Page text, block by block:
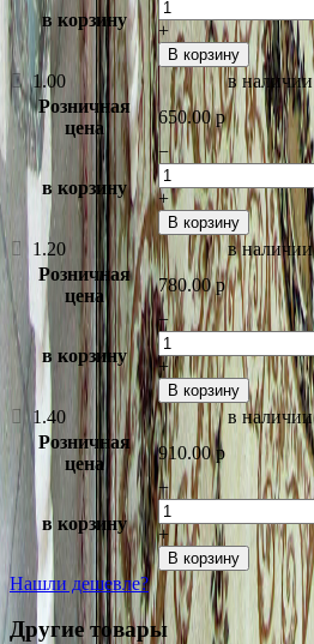
в корзину
+
В корзину
1.00
в наличии
Розничная
цена
650.00p
в корзину
−
+
В корзину
1.20
в наличии
Розничная
цена
780.00p
в корзину
−
+
В корзину
1.40
в наличии
Розничная
цена
910.00p
в корзину
−
+
В корзину
Нашли дешевле?
Другие товары